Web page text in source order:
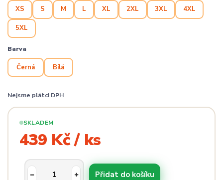
XS S M L XL 2XL 3XL 4XL
5XL
Barva
Černá Bílá
Nejsme plátci DPH
SKLADEM
439 Kč / ks
Přidat do košíku